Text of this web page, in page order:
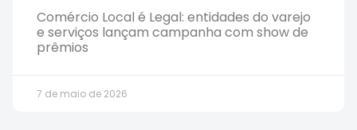
Comércio Local é Legal: entidades do varejo
e serviços lançam campanha com show de
prêmios
7 de maio de 2026